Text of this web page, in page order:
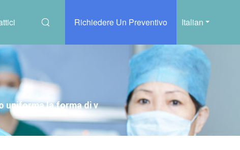
Italian
Richiedere Un Preventivo
uniforma la forma di v